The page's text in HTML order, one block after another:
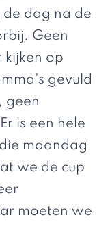
de dag na de
Geen
kijken op
gevuld
geen
is een hele
maandag
we de cup
moeten we